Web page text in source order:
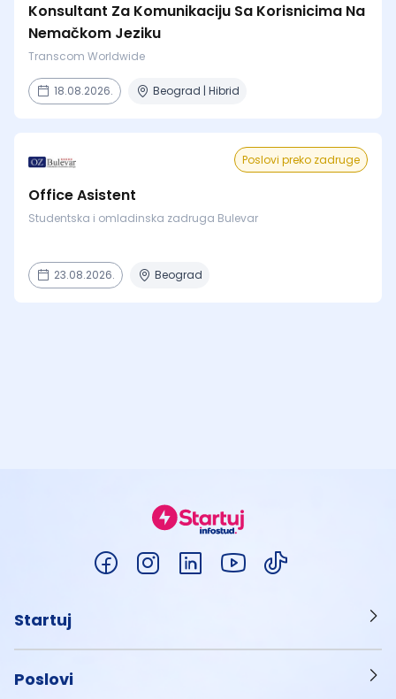
Konsultant Za Komunikaciju Sa Korisnicima Na
Nemačkom Jeziku
Transcom Worldwide
18.08.2026. Beograd | Hibrid
Poslovi preko zadruge
Office Asistent
Studentska i omladinska zadruga Bulevar
23.08.2026. Beograd
Startuj
Poslovi